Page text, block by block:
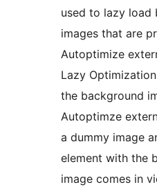
used to lazy load
images that are
Autoptimize
Lazy
the background
Autoptimze
a dummy image
element with the
image comes in